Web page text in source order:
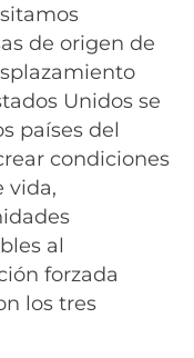
de origen de
Unidos se
países del
condiciones
vida,
al
forzada
los tres